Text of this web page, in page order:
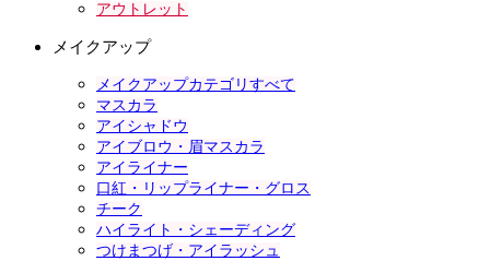
アウトレット
メイクアップ
メイクアップカテゴリすべて
マスカラ
アイシャドウ
アイブロウ・眉マスカラ
アイライナー
口紅・リップライナー・グロス
チーク
ハイライト・シェーディング
つけまつげ・アイラッシュ